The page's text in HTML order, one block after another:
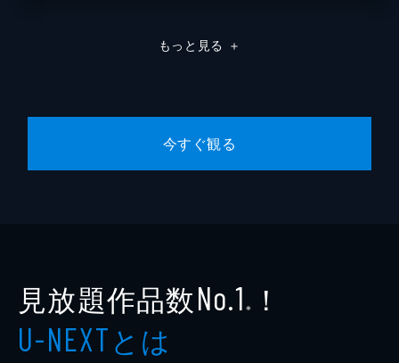
もっと見る ＋
今すぐ観る
見放題作品数No.1 ※ ！
U-NEXTとは